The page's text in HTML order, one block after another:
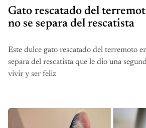
Gato rescatado del
no se separa del rescatista
Este dulce gato rescatado del terremoto
separa del rescatista que le dio una
vivir y ser feliz